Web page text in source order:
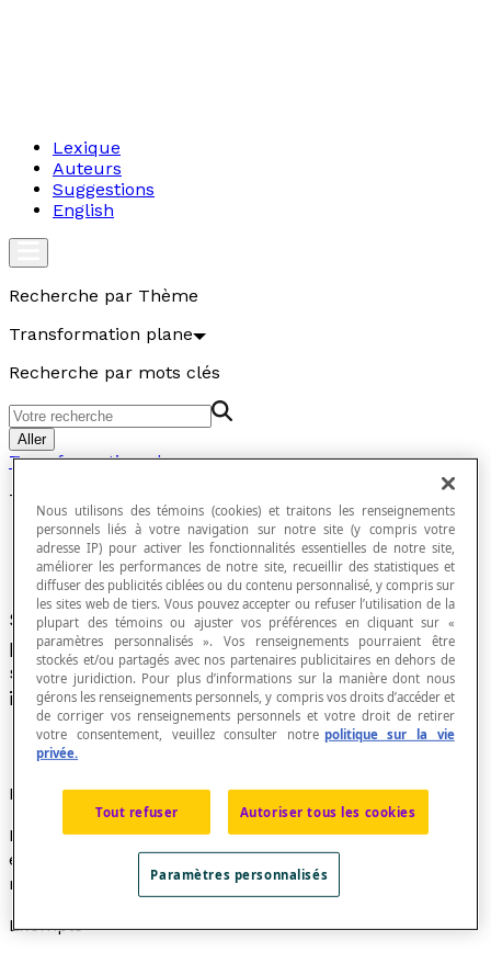
Lexique
Auteurs
Suggestions
English
Recherche par Thème
Transformation plane
Recherche par mots clés
Aller
Transformation plane
Trace d'une réflexion
Si sest uneréflexiond'axeddu plan et P un
point de ce plan, on appelle trace de la réflexion
s
toute droite passant par un point P et son
images(P) par cette réflexion.
Propriété
L'ensemble des traces d'une réflexion forme un
ensemble de
droites perpendiculairesà l'axe
réflexion
Exemple
Nous utilisons des témoins (cookies) et traitons les renseignements
personnels liés à votre navigation sur notre site (y compris votre
adresse IP) pour activer les fonctionnalités essentielles de notre site,
améliorer les performances de notre site, recueillir des statistiques et
diffuser des publicités ciblées ou du contenu personnalisé, y compris sur
les sites web de tiers. Vous pouvez accepter ou refuser l’utilisation de la
plupart des témoins ou ajuster vos préférences en cliquant sur «
paramètres personnalisés ». Vos renseignements pourraient être
stockés et/ou partagés avec nos partenaires publicitaires en dehors de
votre juridiction. Pour plus d’informations sur la manière dont nous
gérons les renseignements personnels, y compris vos droits d’accéder et
de corriger vos renseignements personnels et votre droit de retirer
votre consentement, veuillez consulter notre politique sur la vie
privée.
Tout refuser Autoriser tous les cookies
Paramètres personnalisés